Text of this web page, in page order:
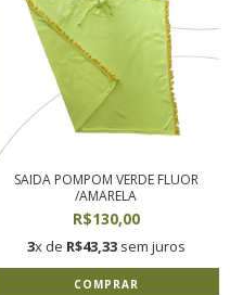
SAIDA POMPOM VERDE FLUOR
/AMARELA
R$130,00
3x de R$43,33sem juros
COMPRAR